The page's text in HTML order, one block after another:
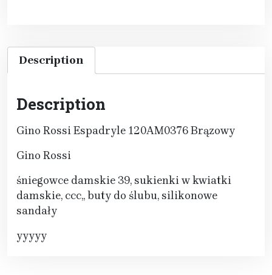
Description
Description
Gino Rossi Espadryle 120AM0376 Brązowy
Gino Rossi
śniegowce damskie 39, sukienki w kwiatki
damskie, ccc,, buty do ślubu, silikonowe
sandały
yyyyy